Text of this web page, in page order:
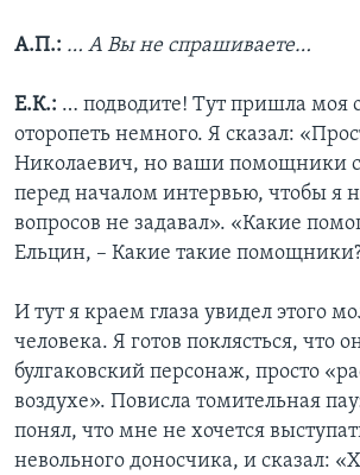
А.П.: … А Вы не спрашиваете…
Е.К.: … подводите! Тут пришла моя
оторопеть немного. Я сказал:
Николаевич, но ваши помощники
перед началом интервью, чтобы я
вопросов не задавал». «Какие
Ельцин, – Какие такие
И тут я краем глаза увидел этого
человека. Я готов поклясться, что
булгаковский персонаж, просто
воздухе». Повисла томительная
понял, что мне не хочется
невольного доносчика, и сказал: